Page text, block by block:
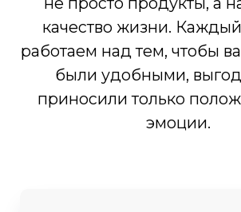
© 2015-2025 Все права защищены
Политика конфиденциальности
Производство: Зеленодольский